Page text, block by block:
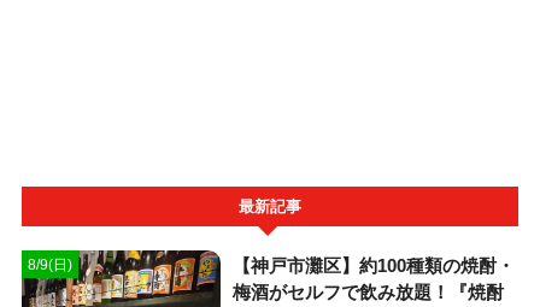
最新記事
8/9(日)
【神戸市灘区】約100種類の焼酎・
梅酒がセルフで飲み放題！『焼酎